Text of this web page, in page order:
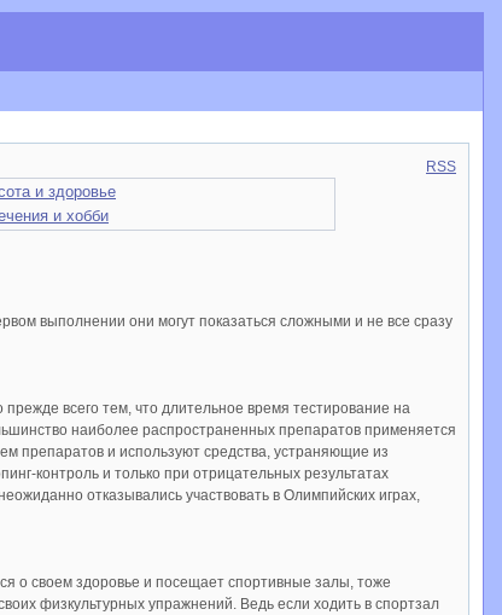
RSS
и здоровье
и хобби
выполнении они могут показаться сложными и не все сразу
всего тем, что длительное время тестирование на
наиболее распространенных препаратов применяется
препаратов и используют средства, устраняющие из
контроль и только при отрицательных результатах
отказывались участвовать в Олимпийских играх,
о своем здоровье и посещает спортивные залы, тоже
физкультурных упражнений. Ведь если ходить в спортзал